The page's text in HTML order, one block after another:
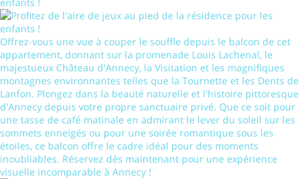
Offrez-vous une vue à couper le souffle depuis le balcon de cet
appartement, donnant sur la promenade Louis Lachenal, le
majestueux Château d'Annecy, la Visitation et les magnifiques
montagnes environnantes telles que la Tournette et les Dents de
Lanfon. Plongez dans la beauté naturelle et l'histoire pittoresque
d'Annecy depuis votre propre sanctuaire privé. Que ce soit pour
une tasse de café matinale en admirant le lever du soleil sur les
sommets enneigés ou pour une soirée romantique sous les
étoiles, ce balcon offre le cadre idéal pour des moments
inoubliables. Réservez dès maintenant pour une expérience
visuelle incomparable à Annecy !